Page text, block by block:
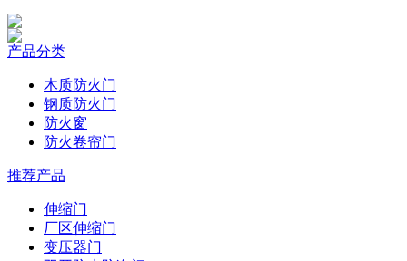
产品分类
木质防火门
钢质防火门
防火窗
防火卷帘门
推荐产品
伸缩门
厂区伸缩门
变压器门